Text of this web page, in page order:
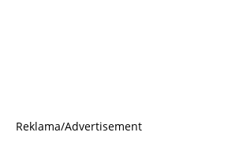
Reklama/Advertisement